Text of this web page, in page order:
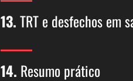
13.TRT e desfechos em
14. Resumo prático